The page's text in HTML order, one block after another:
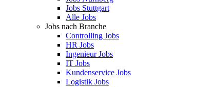
Jobs Stuttgart
Alle Jobs
Jobs nach Branche
Controlling Jobs
HR Jobs
Ingenieur Jobs
IT Jobs
Kundenservice Jobs
Logistik Jobs